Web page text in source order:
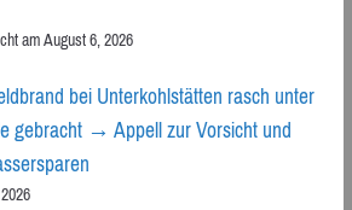
am August 6, 2026
bei Unterkohlstätten rasch unter
gebracht → Appell zur Vorsicht und